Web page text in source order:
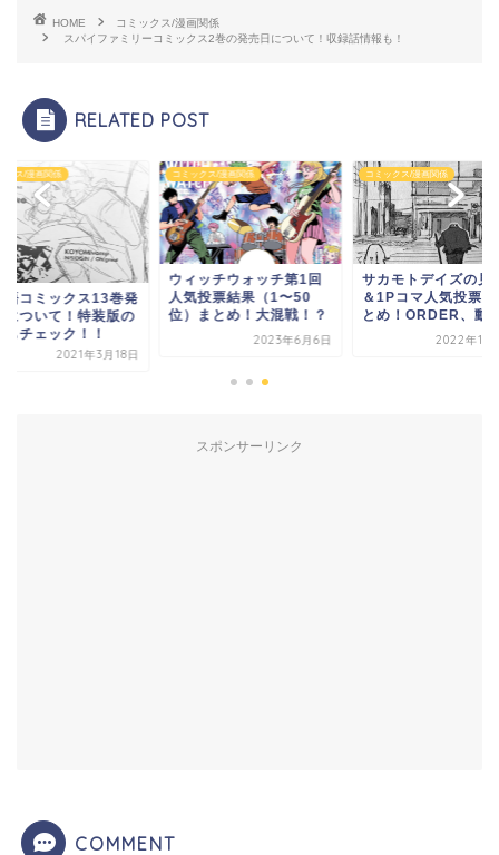
HOME
コミックス/漫画関係
スパイファミリーコミックス2巻の発売日について！収録話情報も！
RELATED POST
クス/漫画関係
語コミックス13巻発
について！特装版の
もチェック！！
2021年3月18日
コミックス/漫画関係
ウィッチウォッチ第1回
人気投票結果（1〜50
位）まとめ！大混戦！？
2023年6月6日
コミックス/漫画関係
サカモトデイズの見
＆1Pコマ人気投票
とめ！ORDER、動
2022年11
スポンサーリンク
COMMENT